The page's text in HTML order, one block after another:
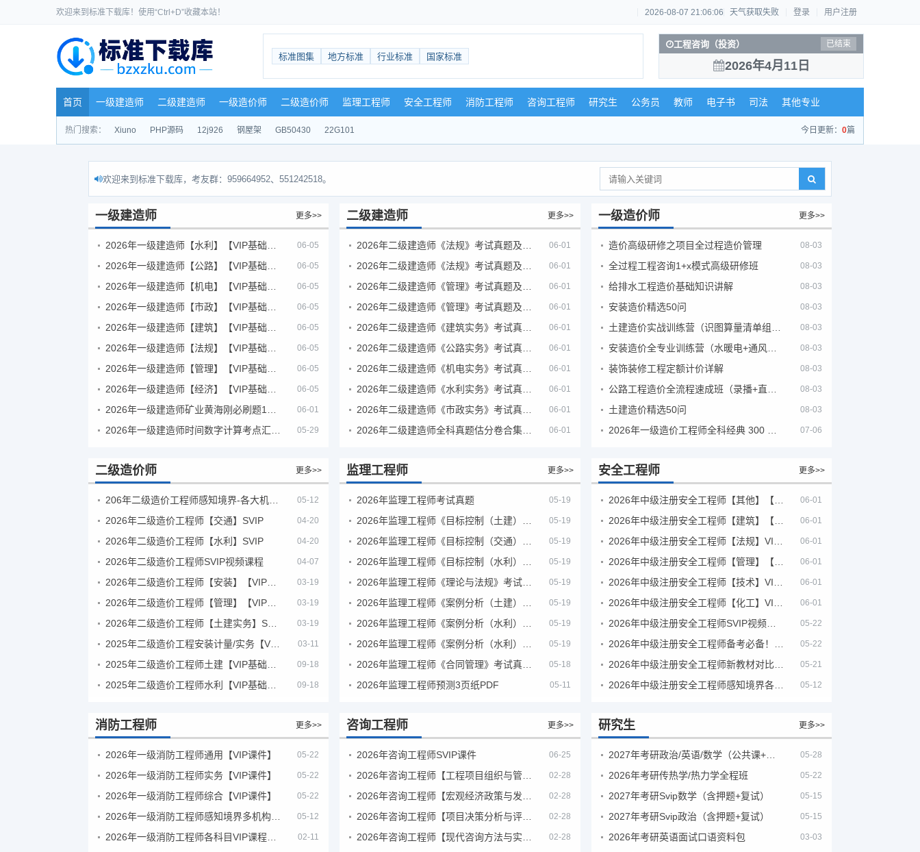
欢迎来到标准下载库！使用“Ctrl+D”收藏本站！ 2026-08-07 21:06:07 天气获取失败 登录 用户注册
标准图集 地方标准 行业标准 国家标准
工程咨询（投资） 已结束
2026年4月11日
首页 一级建造师 二级建造师 一级造价师 二级造价师 监理工程师 安全工程师 消防工程师 咨询工程师 研究生 公务员 教师 电子书 司法 其他专业
热门搜索： Xiuno PHP源码 12j926 钢屋架 GB50430 22G101 今日更新： 0篇
欢迎来到标准下载库，考友群：959664952、551242518。
一级建造师 更多>>
06-05
06-05
06-05
06-05
06-05
06-05
06-05
06-05
06-01
05-29
二级建造师 更多>>
06-01
06-01
06-01
06-01
06-01
06-01
06-01
06-01
06-01
06-01
一级造价师 更多>>
造价高级研修之项目全过程造价管理 08-03
全过程工程咨询1+x模式高级研修班 08-03
给排水工程造价基础知识讲解 08-03
安装造价精选50问 08-03
08-03
08-03
装饰装修工程定额计价详解 08-03
08-03
土建造价精选50问 08-03
07-06
二级造价师 更多>>
05-12
2026年二级造价工程师【交通】SVIP 04-20
2026年二级造价工程师【水利】SVIP 04-20
2026年二级造价工程师SVIP视频课程 04-07
03-19
03-19
03-19
03-11
09-18
09-18
监理工程师 更多>>
2026年监理工程师考试真题 05-19
05-19
05-19
05-19
05-19
05-19
05-19
05-19
05-18
2026年监理工程师预测3页纸PDF 05-11
安全工程师 更多>>
2026年中级注册安全工程师【其他】【VIP基础同步班】 06-01
2026年中级注册安全工程师【建筑】【VIP基础同步班】 06-01
06-01
2026年中级注册安全工程师【管理】【VIP基础同步班】 06-01
06-01
06-01
2026年中级注册安全工程师SVIP视频课程 05-22
05-22
05-21
2026年中级注册安全工程师感知境界各大机构课程 05-12
消防工程师 更多>>
2026年一级消防工程师通用【VIP课件】 05-22
2026年一级消防工程师实务【VIP课件】 05-22
2026年一级消防工程师综合【VIP课件】 05-22
05-12
02-11
咨询工程师 更多>>
2026年咨询工程师SVIP课件 06-25
02-28
02-28
02-28
02-28
研究生 更多>>
2027年考研政治/英语/数学（公共课+专业课） 05-28
2026年考研传热学/热力学全程班 05-22
2027年考研Svip数学（含押题+复试） 05-15
2027年考研Svip政治（含押题+复试） 05-15
2026年考研英语面试口语资料包 03-03